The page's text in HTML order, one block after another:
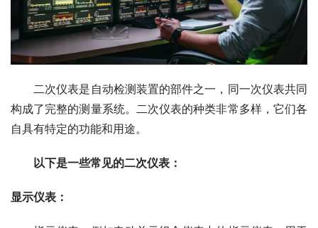
二次仪表是自动检测装置的部件之一，同一次仪表共同
构成了完整的测量系统。二次仪表的种类非常多样，它们各
自具有特定的功能和用途。
以下是一些常见的二次仪表：
显示仪表：